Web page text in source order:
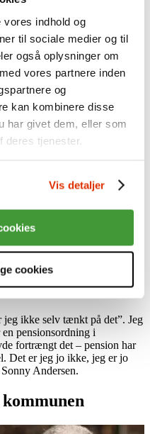
indhold og
til sociale medier og til
også oplysninger om
vores partnere inden
og
kan kombinere disse
har givet dem, eller som
deres tjenester.
Vis detaljer
cookies
virksomhed
af de godt to tusinde
fået brev om, at de kan have
Pension.
Sonny Andersen et brev
(STAR). Brevet
Industriens Pension, da han er
ret til en udbetaling fra
ikke selv tænkt på det”. Jeg
pensionsordning i
fortrængt det – pension har
Det er jeg jo ikke, jeg er jo
Andersen.